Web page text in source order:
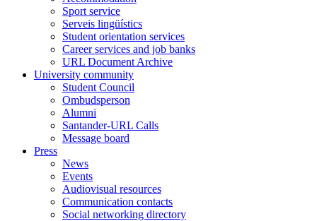
Sport service
Serveis lingüístics
Student orientation services
Career services and job banks
URL Document Archive
University community
Student Council
Ombudsperson
Alumni
Santander-URL Calls
Message board
Press
News
Events
Audiovisual resources
Communication contacts
Social networking directory